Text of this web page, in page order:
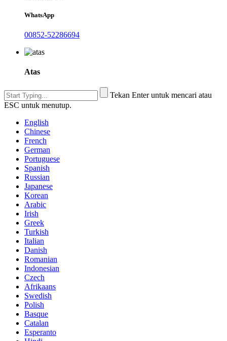
WhatsApp
00852-52286694
Atas
Tekan Enter untuk mencari atau
ESC untuk menutup.
English
Chinese
French
German
Portuguese
Spanish
Russian
Japanese
Korean
Arabic
Irish
Greek
Turkish
Italian
Danish
Romanian
Indonesian
Czech
Afrikaans
Swedish
Polish
Basque
Catalan
Esperanto